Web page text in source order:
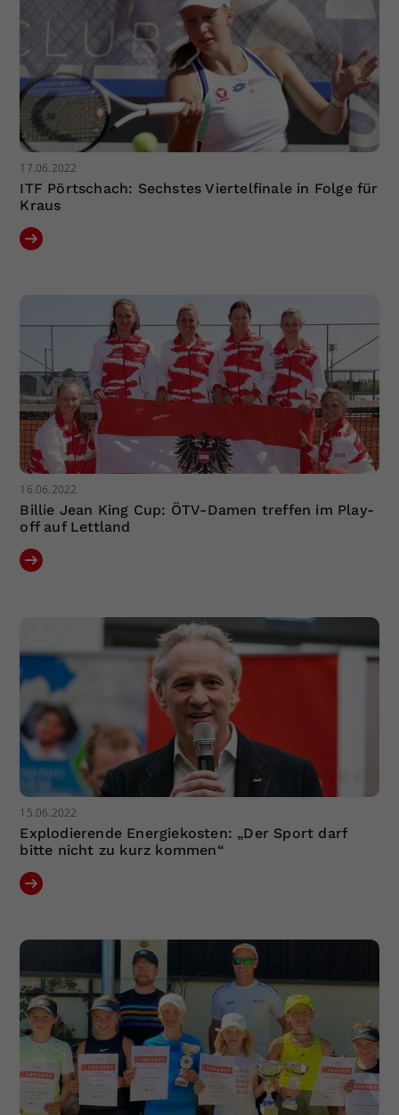
17.06.2022
ITF Pörtschach: Sechstes Viertelfinale in Folge für
Kraus
16.06.2022
Billie Jean King Cup: ÖTV-Damen treffen im Play-
off auf Lettland
15.06.2022
Explodierende Energiekosten: „Der Sport darf
bitte nicht zu kurz kommen“